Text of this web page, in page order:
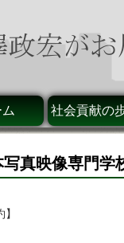
社会貢献の
写真映像専門学
】